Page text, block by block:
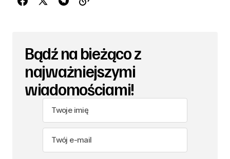
Bądź na bieżąco z
najważniejszymi
wiadomościami!